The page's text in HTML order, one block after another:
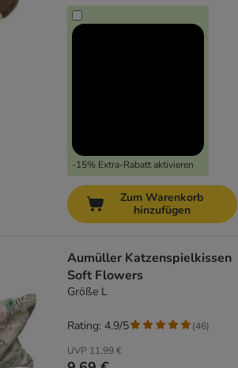
-15% Extra-Rabatt aktivieren
Zum Warenkorb
hinzufügen
Aumüller Katzenspielkissen
Soft Flowers
Größe L
UVP 11,99 €
Rating: 4.9/5 (46)